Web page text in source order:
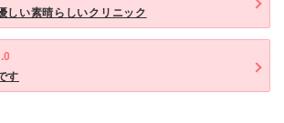
しい素晴らしいクリニック
す